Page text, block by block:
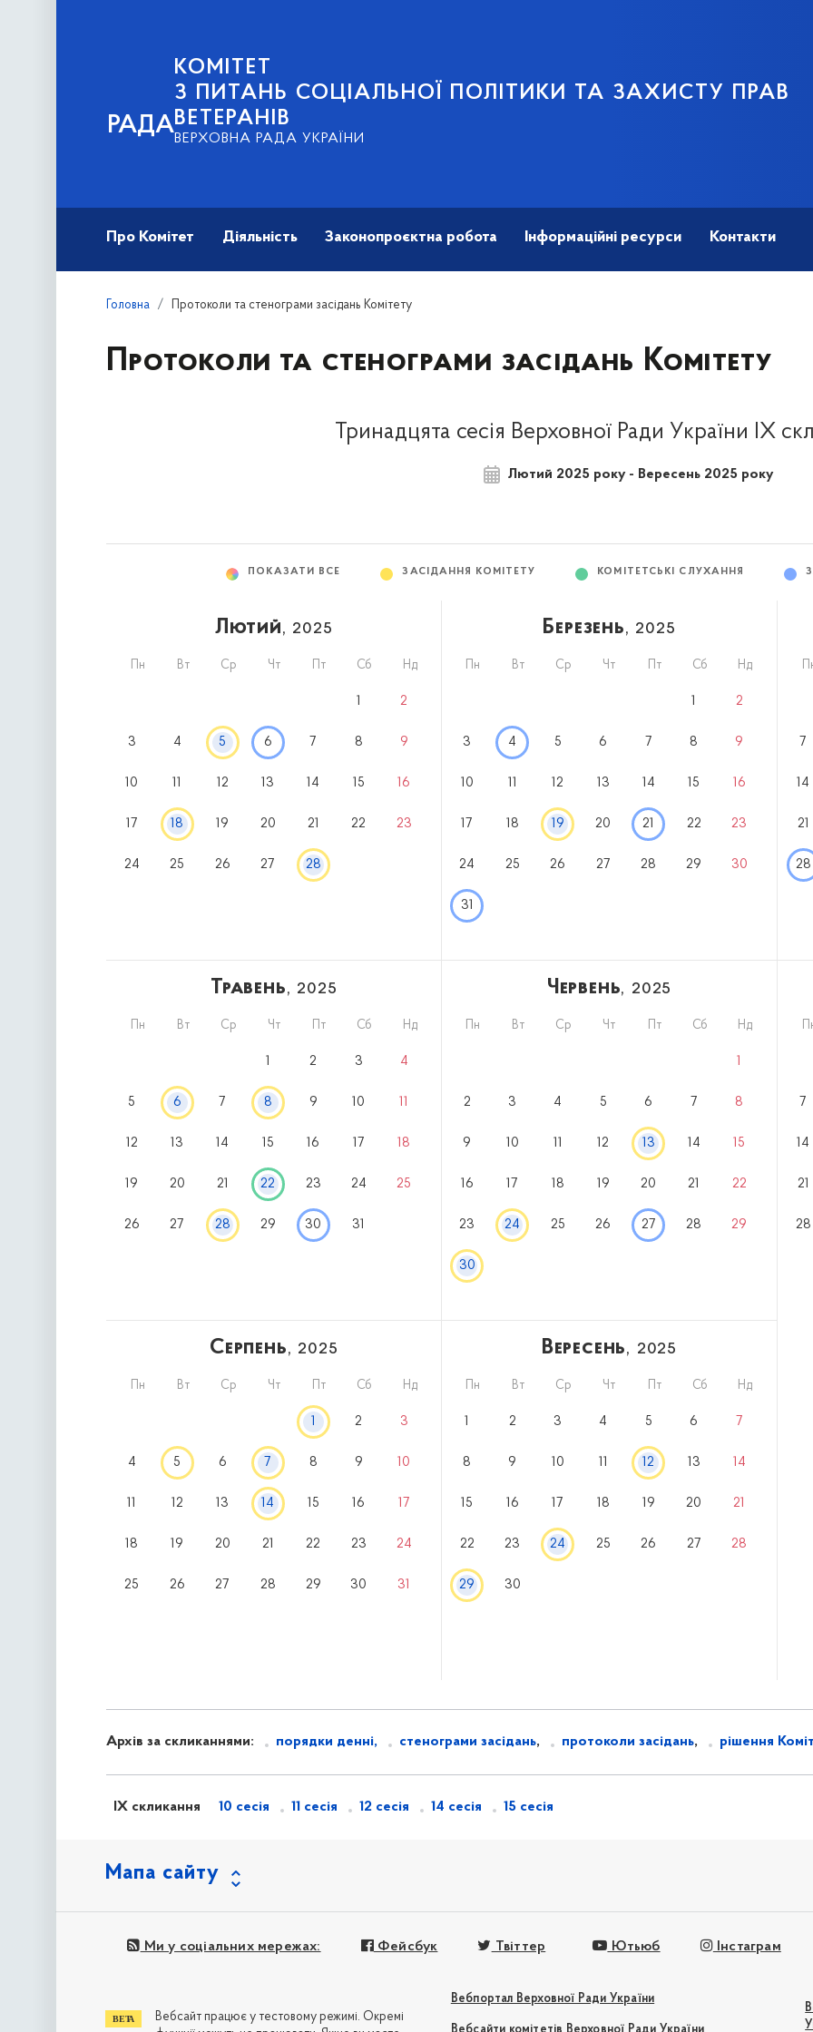
РАДА
КОМІТЕТ
З ПИТАНЬ СОЦІАЛЬНОЇ ПОЛІТИКИ ТА ЗАХИСТУ ПРАВ
ВЕТЕРАНІВ
ВЕРХОВНА РАДА УКРАЇНИ
Про Комітет Діяльність Законопроєктна робота Інформаційні ресурси Контакти
Головна Протоколи та стенограми засідань Комітету
Протоколи та стенограми засідань Комітету
Тринадцята сесія Верховної Ради України IX
Лютий 2025 року - Вересень 2025 року
ПОКАЗАТИ ВСЕ ЗАСІДАННЯ КОМІТЕТУ КОМІТЕТСЬКІ СЛУХАННЯ
Лютий, 2025
Пн Вт Ср Чт Пт Сб Нд
1 2
3 4 5 6 7 8 9
10 11 12 13 14 15 16
17 18 19 20 21 22 23
24 25 26 27 28
Березень, 2025
Пн Вт Ср Чт Пт Сб Нд
1 2
3 4 5 6 7 8 9
10 11 12 13 14 15 16
17 18 19 20 21 22 23
24 25 26 27 28 29 30
31
7
14
21
28
Травень, 2025
Пн Вт Ср Чт Пт Сб Нд
1 2 3 4
5 6 7 8 9 10 11
12 13 14 15 16 17 18
19 20 21 22 23 24 25
26 27 28 29 30 31
Червень, 2025
Пн Вт Ср Чт Пт Сб Нд
1
2 3 4 5 6 7 8
9 10 11 12 13 14 15
16 17 18 19 20 21 22
23 24 25 26 27 28 29
30
7
14
21
28
Серпень, 2025
Пн Вт Ср Чт Пт Сб Нд
1 2 3
4 5 6 7 8 9 10
11 12 13 14 15 16 17
18 19 20 21 22 23 24
25 26 27 28 29 30 31
Вересень, 2025
Пн Вт Ср Чт Пт Сб Нд
1 2 3 4 5 6 7
8 9 10 11 12 13 14
15 16 17 18 19 20 21
22 23 24 25 26 27 28
29 30
Архів за скликаннями: порядки денні, стенограми засідань, протоколи засідань, рішення
IX скликання 10 сесія 11 сесія 12 сесія 14 сесія 15 сесія
Мапа сайту
Ми у соціальних мережах: Фейсбук Твіттер Ютьюб Інстаграм
Вебпортал Верховної Ради України
Вебсайт працює у тестовому режимі. Окремі